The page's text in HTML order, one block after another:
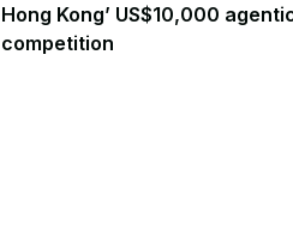
Hong Kong’ US$10,000
competition